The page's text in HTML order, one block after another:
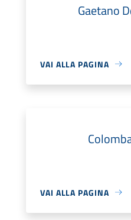
Gaetano
VAI ALLA PAGINA
VAI ALLA PAGINA